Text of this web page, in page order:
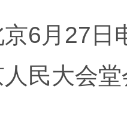
月27日电
民大会